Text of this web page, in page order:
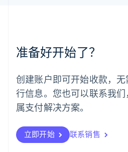
准备好开始了？
创建账户即可开始收款，
行信息。您也可以联系我
属支付解决方案。
立即开始 联系销售
挪威
葡萄牙
Português English
日本
日本語English
瑞典
瑞士
DeutschFrançais